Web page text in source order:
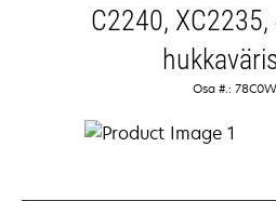
C2240,
Osa #.: